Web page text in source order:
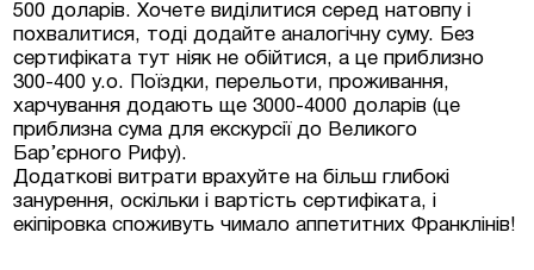
500 доларів. Хочете виділитися серед натовпу і
похвалитися, тоді додайте аналогічну суму. Без
сертифіката тут ніяк не обійтися, а це приблизно
300-400 у.о. Поїздки, перельоти, проживання,
харчування додають ще 3000-4000 доларів (це
приблизна сума для екскурсії до Великого
Бар’єрного Рифу).
Додаткові витрати врахуйте на більш глибокі
занурення, оскільки і вартість сертифіката, і
екіпіровка споживуть чимало аппетитних Франклінів!